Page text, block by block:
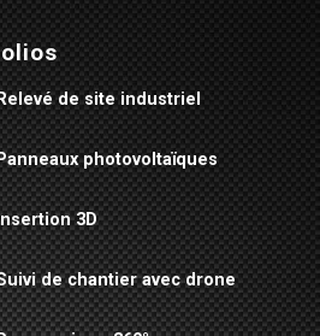
de site industriel
photovoltaïques
3D
de chantier avec drone